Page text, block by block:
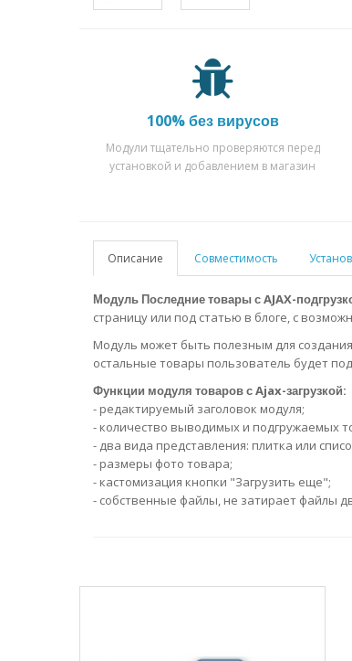
100% без вирусов
Модули тщательно проверяются перед
установкой и добавлением в магазин
Описание Совместимость
Модуль Последние товары с AJAX-
страницу или под статью в блоге, с
Модуль может быть полезным для
остальные товары пользователь будет
Функции модуля товаров с Ajax-загрузкой:
- редактируемый заголовок модуля;
- количество выводимых и подгружаемых
- два вида представления: плитка или
- размеры фото товара;
- кастомизация кнопки "Загрузить еще";
- собственные файлы, не затирает файлы